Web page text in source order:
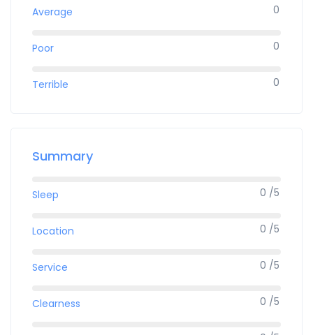
Average 0
Poor 0
Terrible 0
Summary
Sleep 0 /5
Location 0 /5
Service 0 /5
Clearness 0 /5